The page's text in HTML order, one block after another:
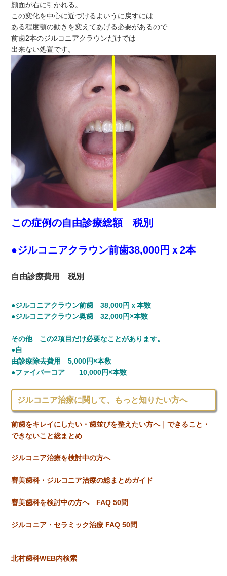
顔面が右に引かれる。
この変化を中心に近づけるよいうに戻すには
ある程度顎の動きを変えてあげる必要があるので
前歯2本のジルコニアクラウンだけでは
出来ない処置です。
この症例の自由診療総額 税別
●ジルコニアクラウン前歯38,000円ｘ2本
自由診療費用 税別
●ジルコニアクラウン前歯 38,000円ｘ本数
●ジルコニアクラウン奥歯 32,000円×本数
その他 この2項目だけ必要なことがあります。
●自
由診療除去費用 5,000円×本数
●ファイバーコア 10,000円×本数
ジルコニア治療に関して、もっと知りたい方へ
前歯をキレイにしたい・歯並びを整えたい方へ｜できること・
できないこと総まとめ
ジルコニア治療を検討中の方へ
審美歯科・ジルコニア治療の総まとめガイド
審美歯科を検討中の方へ FAQ 50問
ジルコニア・セラミック治療 FAQ 50問
北村歯科WEB内検索